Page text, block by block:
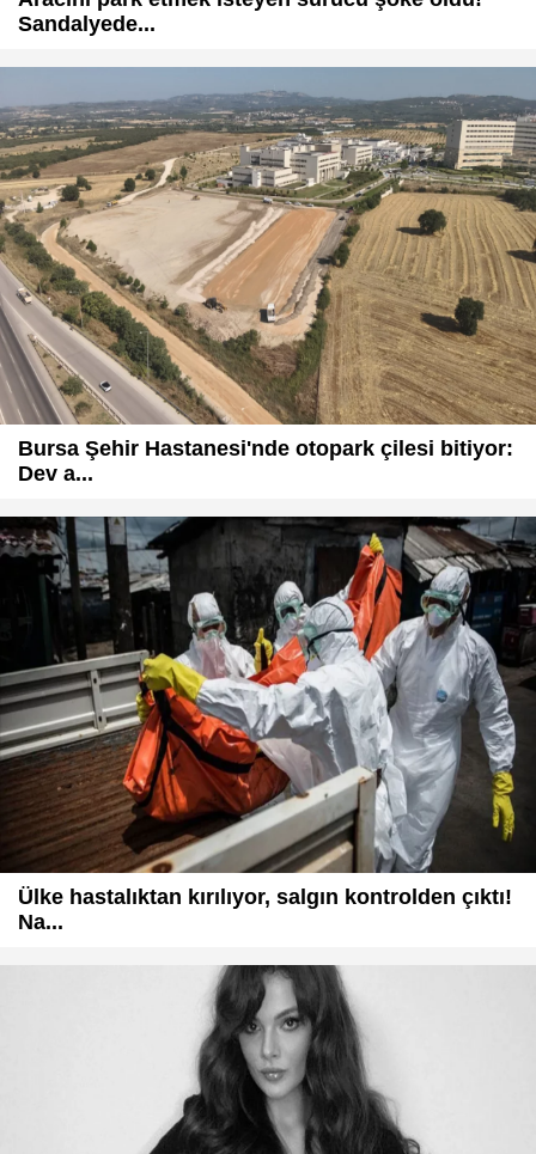
Sandalyede...
Bursa Şehir Hastanesi'nde otopark çilesi bitiyor:
Dev a...
Ülke hastalıktan kırılıyor, salgın kontrolden çıktı!
Na...